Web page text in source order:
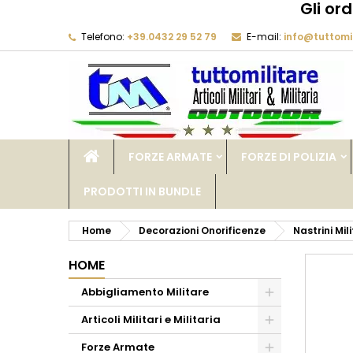
Gli
Telefono: +39.0432 29 52 79 E-mail:
FORZE ARMATE FORZE DI POLIZIA
PRODOTTI IN BUNDLE
Home Decorazioni Onorificenze Nastrini
HOME
Abbigliamento Militare
Articoli Militari e Militaria
Forze Armate